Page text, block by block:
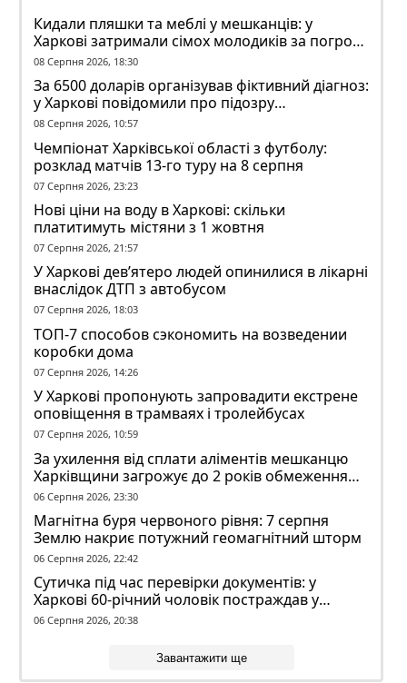
Кидали пляшки та меблі у мешканців: у
Харкові затримали сімох молодиків за погром
у гуртожитку
08 Серпня 2026, 18:30
За 6500 доларів організував фіктивний діагноз:
у Харкові повідомили про підозру
ексзавідувачу психлікарні
08 Серпня 2026, 10:57
Чемпіонат Харківської області з футболу:
розклад матчів 13-го туру на 8 серпня
07 Серпня 2026, 23:23
Нові ціни на воду в Харкові: скільки
платитимуть містяни з 1 жовтня
07 Серпня 2026, 21:57
У Харкові дев’ятеро людей опинилися в лікарні
внаслідок ДТП з автобусом
07 Серпня 2026, 18:03
ТОП-7 способов сэкономить на возведении
коробки дома
07 Серпня 2026, 14:26
У Харкові пропонують запровадити екстрене
оповіщення в трамваях і тролейбусах
07 Серпня 2026, 10:59
За ухилення від сплати аліментів мешканцю
Харківщини загрожує до 2 років обмеження
волі
06 Серпня 2026, 23:30
Магнітна буря червоного рівня: 7 серпня
Землю накриє потужний геомагнітний шторм
06 Серпня 2026, 22:42
Сутичка під час перевірки документів: у
Харкові 60-річний чоловік постраждав у
конфлікті з ТЦК
06 Серпня 2026, 20:38
Завантажити ще